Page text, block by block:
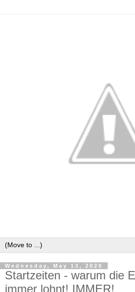
Wednesday, May 13, 2020
Startzeiten - warum die
immer lohnt! IMMER!